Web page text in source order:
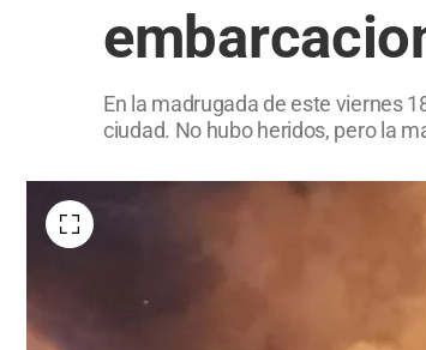
En la madrugada de este viernes
ciudad. No hubo heridos, pero la